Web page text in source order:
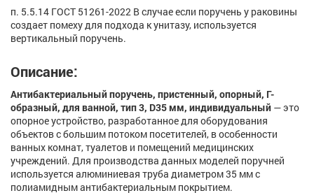
п. 5.5.14 ГОСТ 51261-2022 В случае если поручень у раковины
создает помеху для подхода к унитазу, используется
вертикальный поручень.
Описание:
Антибактериальный поручень, пристенный, опорный, Г-
образный, для ванной, тип 3, D35 мм, индивидуальный — это
опорное устройство, разработанное для оборудования
объектов с большим потоком посетителей, в особенности
ванных комнат, туалетов и помещений медицинских
учреждений. Для производства данных моделей поручней
используется алюминиевая труба диаметром 35 мм с
полиамидным антибактериальным покрытием.